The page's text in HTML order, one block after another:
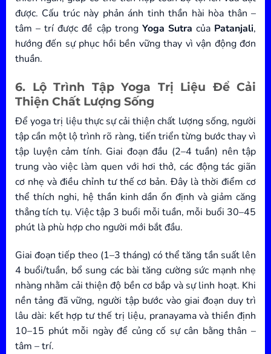
được. Cấu trúc này phản ánh tinh thần hài hòa thân –
tâm – trí được đề cập trong Yoga Sutra của Patanjali,
hướng đến sự phục hồi bền vững thay vì vận động đơn
thuần.
6. Lộ Trình Tập Yoga Trị Liệu Để Cải
Thiện Chất Lượng Sống
Để yoga trị liệu thực sự cải thiện chất lượng sống, người
tập cần một lộ trình rõ ràng, tiến triển từng bước thay vì
tập luyện cảm tính. Giai đoạn đầu (2–4 tuần) nên tập
trung vào việc làm quen với hơi thở, các động tác giãn
cơ nhẹ và điều chỉnh tư thế cơ bản. Đây là thời điểm cơ
thể thích nghi, hệ thần kinh dần ổn định và giảm căng
thẳng tích tụ. Việc tập 3 buổi mỗi tuần, mỗi buổi 30–45
phút là phù hợp cho người mới bắt đầu.
Giai đoạn tiếp theo (1–3 tháng) có thể tăng tần suất lên
4 buổi/tuần, bổ sung các bài tăng cường sức mạnh nhẹ
nhàng nhằm cải thiện độ bền cơ bắp và sự linh hoạt. Khi
nền tảng đã vững, người tập bước vào giai đoạn duy trì
lâu dài: kết hợp tư thế trị liệu, pranayama và thiền định
10–15 phút mỗi ngày để củng cố sự cân bằng thân –
tâm – trí.